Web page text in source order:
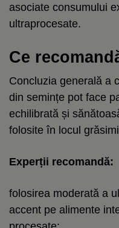
asociate consumului
ultraprocesate.
Ce
Concluzia generală a
din semințe pot face
echilibrată și
folosite în locul
Experții recomandă:
folosirea moderată a
accent pe alimente